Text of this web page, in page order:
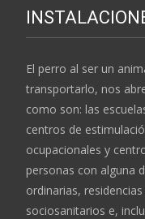
El perro al ser un
transportarlo, nos
como son: las
centros de
ocupacionales y
personas con alguna
ordinarias,
sociosanitarios e,